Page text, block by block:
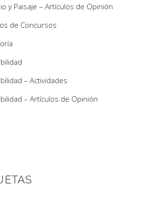
y Paisaje – Artículos de Opinión
de Concursos
– Actividades
– Artículos de Opinión